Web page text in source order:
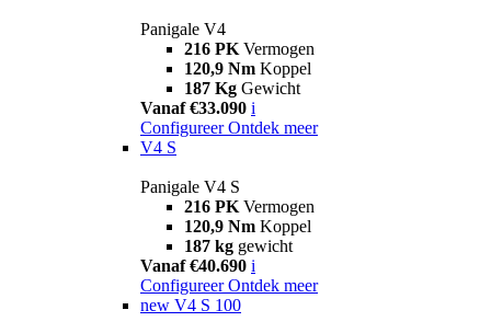
Panigale V4
216 PK Vermogen
120,9 Nm Koppel
187 Kg Gewicht
Vanaf €33.090 i
Configureer Ontdek meer
V4 S
Panigale V4 S
216 PK Vermogen
120,9 Nm Koppel
187 kg gewicht
Vanaf €40.690 i
Configureer Ontdek meer
new V4 S 100